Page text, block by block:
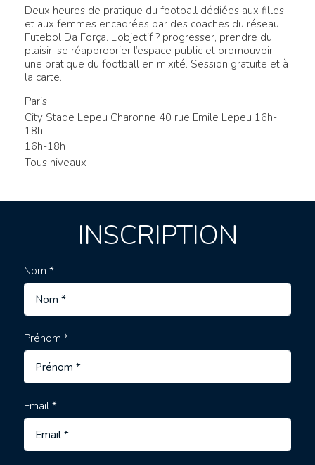
Deux heures de pratique du football dédiées aux filles
et aux femmes encadrées par des coaches du réseau
Futebol Da Força. L’objectif ? progresser, prendre du
plaisir, se réapproprier l’espace public et promouvoir
une pratique du football en mixité. Session gratuite et à
la carte.
Paris
City Stade Lepeu Charonne 40 rue Emile Lepeu 16h-
18h
16h-18h
Tous niveaux
INSCRIPTION
Nom *
Prénom *
Email *